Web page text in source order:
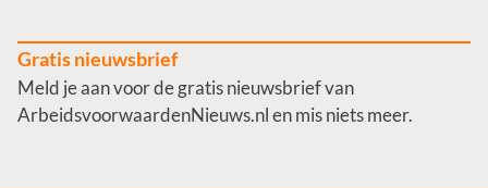
Gratis nieuwsbrief
Meld je aan voor de gratis nieuwsbrief van
ArbeidsvoorwaardenNieuws.nl en mis niets meer.